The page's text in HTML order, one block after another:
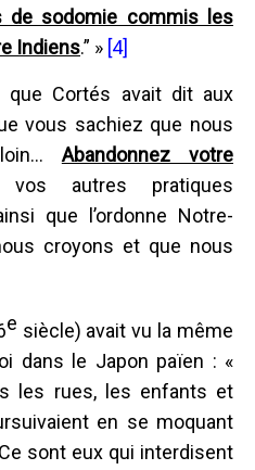
de sodomie commis les
Indiens.” » [4]
que Cortés avait dit aux
vous sachiez que nous
Abandonnez votre
autres pratiques
que l’ordonne Notre-
croyons et que nous
e siècle) avait vu la même
dans le Japon païen : «
les rues, les enfants et
en se moquant
sont eux qui interdisent